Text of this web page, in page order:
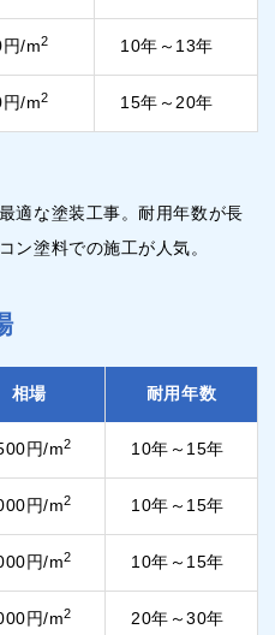
/m2 10年～13年
/m2 15年～20年
適な塗装工事。耐用年数が長
ン塗料での施工が人気。
相場 耐用年数
円/m2 10年～15年
円/m2 10年～15年
円/m2 10年～15年
円/m2 20年～30年